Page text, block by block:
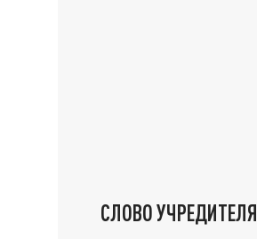
СЛОВО УЧРЕДИТЕЛЯ